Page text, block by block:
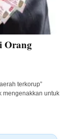
Orang
terkorup”
mengenakkan untuk